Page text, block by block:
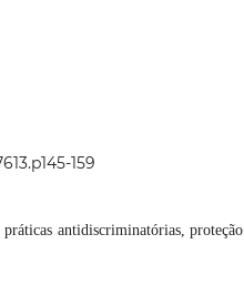
159
antidiscriminatórias, proteção